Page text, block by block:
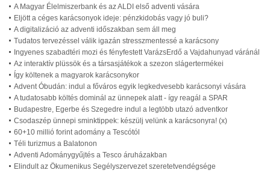
A Magyar Élelmiszerbank és az ALDI első adventi vására
Eljött a céges karácsonyok ideje: pénzkidobás vagy jó buli?
A digitalizáció az adventi időszakban sem áll meg
Tudatos tervezéssel válik igazán stresszmentessé a karácsony
Ingyenes szabadtéri mozi és fényfestett VarázsErdő a Vajdahunyad váránál
Az interaktív plüssök és a társasjátékok a szezon slágertermékei
Így költenek a magyarok karácsonykor
Advent Óbudán: indul a főváros egyik legkedvesebb karácsonyi vására
A tudatosabb költés dominál az ünnepek alatt - így reagál a SPAR
Budapestre, Egerbe és Szegedre indul a legtöbb utazó adventkor
Csodaszép ünnepi sminktippek: készülj velünk a karácsonyra! (x)
60+10 millió forint adomány a Tescótól
Téli turizmus a Balatonon
Adventi Adománygyűjtés a Tesco áruházakban
Elindult az Ökumenikus Segélyszervezet szeretetvendégsége